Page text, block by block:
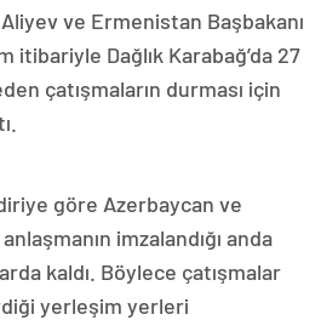
ve Ermenistan Başbakanı
itibariyle Dağlık Karabağ’da 27
çatışmaların durması için
göre Azerbaycan ve
imzalandığı anda
kaldı. Böylece çatışmalar
yerleşim yerleri